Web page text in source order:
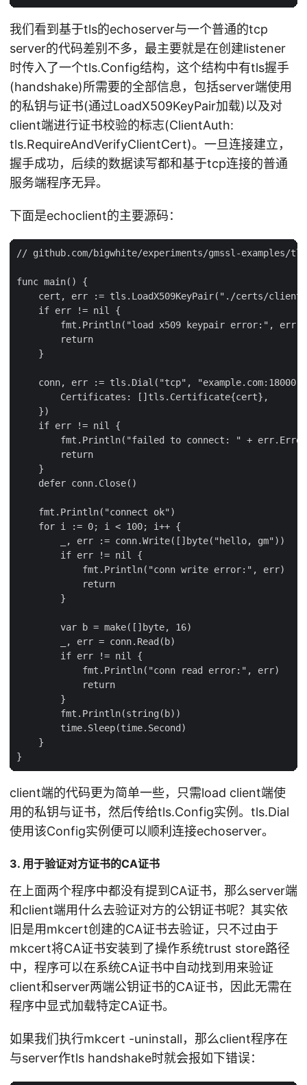
我们看到基于tls的echoserver与一个普通的tcp
server的代码差别不多，最主要就是在创建listener
时传入了一个tls.Config结构，这个结构中有tls握手
(handshake)所需要的全部信息，包括server端使用
的私钥与证书(通过LoadX509KeyPair加载)以及对
client端进行证书校验的标志(ClientAuth:
tls.RequireAndVerifyClientCert)。一旦连接建立，
握手成功，后续的数据读写都和基于tcp连接的普通
服务端程序无异。
下面是echoclient的主要源码：
// github.com/bigwhite/experiments/gmssl-
func main() {
cert, err := tls.LoadX509KeyPair("./certs/
    if err != nil {
        fmt.Println("load x509 keypair error:", err)
        return
    }
conn, err := tls.Dial("tcp",
        Certificates: []tls.Certificate{cert},
    })
    if err != nil {
fmt.Println("failed to connect: " +
        return
    }
    defer conn.Close()
    fmt.Println("connect ok")
    for i := 0; i < 100; i++ {
        _, err := conn.Write([]byte("hello, gm"))
        if err != nil {
            fmt.Println("conn write error:", err)
            return
        }
        var b = make([]byte, 16)
        _, err = conn.Read(b)
        if err != nil {
            fmt.Println("conn read error:", err)
            return
        }
        fmt.Println(string(b))
        time.Sleep(time.Second)
    }
client端的代码更为简单一些，只需load client端使
用的私钥与证书，然后传给tls.Config实例。tls.Dial
使用该Config实例便可以顺利连接echoserver。
3. 用于验证对方证书的CA证书
在上面两个程序中都没有提到CA证书，那么server端
和client端用什么去验证对方的公钥证书呢？其实依
旧是用mkcert创建的CA证书去验证，只不过由于
mkcert将CA证书安装到了操作系统trust store路径
中，程序可以在系统CA证书中自动找到用来验证
client和server两端公钥证书的CA证书，因此无需在
程序中显式加载特定CA证书。
如果我们执行mkcert -uninstall，那么client程序在
与server作tls handshake时就会报如下错误：